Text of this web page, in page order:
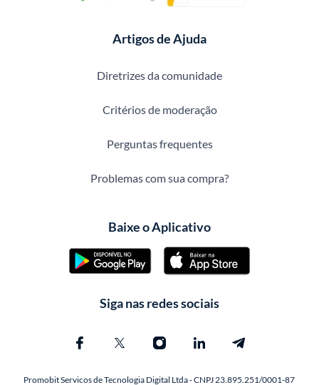
Artigos de Ajuda
Diretrizes da comunidade
Critérios de moderação
Perguntas frequentes
Problemas com sua compra?
Baixe o Aplicativo
Siga nas redes sociais
Promobit Servicos de Tecnologia Digital Ltda - CNPJ 23.895.251/0001-87